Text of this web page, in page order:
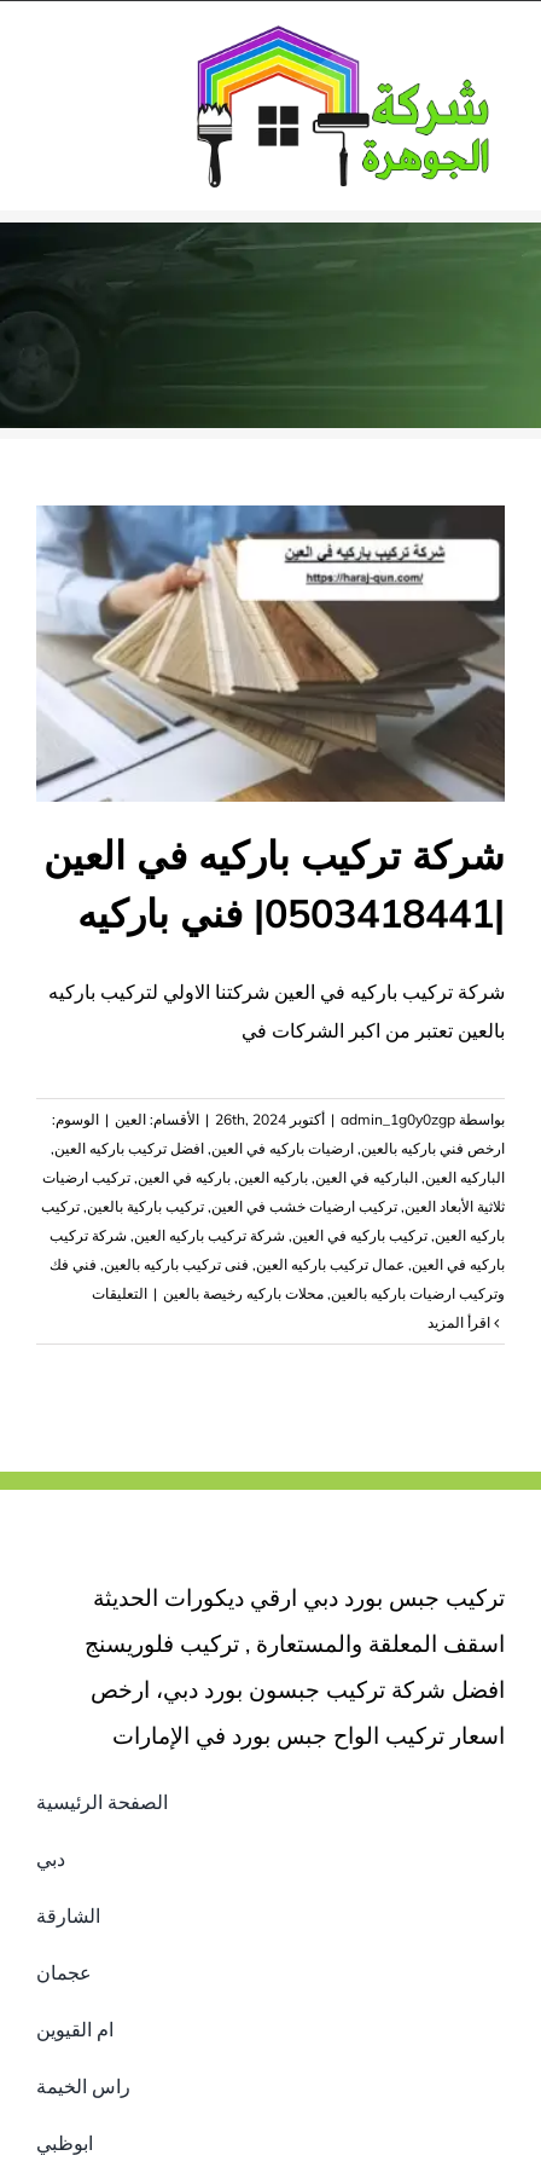
content
شركة تركيب باركيه في العين
|0503418441| فني باركيه
شركة تركيب باركيه في العين شركتنا الاولي لتركيب باركيه
بالعين تعتبر من اكبر الشركات في
بواسطة admin_1g0y0zgp
| أكتوبر 26th, 2024 | الأقسام: العين | الوسوم:
ارخص فني باركيه بالعين, ارضيات باركيه في العين, افضل تركيب باركيه العين,
الباركيه العين, الباركيه في العين, باركيه العين, باركيه في العين, تركيب ارضيات
ثلاثية الأبعاد العين, تركيب ارضيات خشب في العين, تركيب باركية بالعين, تركيب
باركيه العين, تركيب باركيه في العين, شركة تركيب باركيه العين, شركة تركيب
باركيه في العين, عمال تركيب باركيه العين, فنى تركيب باركيه بالعين, فني فك
وتركيب ارضيات باركيه بالعين, محلات باركيه رخيصة بالعين | التعليقاتعلى
تركيب
فني
تركيب جبس بورد دبي ارقي ديكورات الحديثة
اسقف المعلقة والمستعارة , تركيب فلوريسنج
افضل شركة تركيب جبسون بورد دبي، ارخص
اسعار تركيب الواح جبس بورد في الإمارات
الصفحة الرئيسية
دبي
الشارقة
عجمان
ام القيوين
راس الخيمة
ابوظبي